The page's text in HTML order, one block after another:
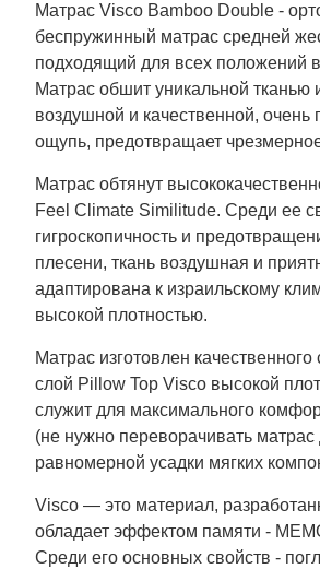
Матрас Visco Bamboo Double -
беспружинный матрас средней
подходящий для всех положений
Матрас обшит уникальной тканью
воздушной и качественной, очень
ощупь, предотвращает
Матрас обтянут
Feel Climate Similitude. Среди ее
гигроскопичность и
плесени, ткань воздушная и
адаптирована к израильскому
высокой плотностью.
Матрас изготовлен
слой Pillow Top Visco высокой
служит для максимального
(не нужно переворачивать матрас
равномерной усадки мягких
Visco — это материал,
обладает эффектом памяти -
Среди его основных свойств -